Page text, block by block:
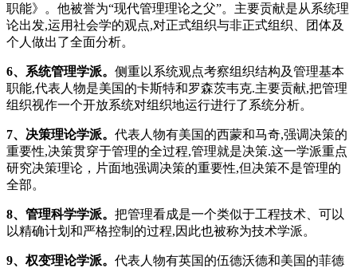
职能》。他被誉为“现代管理理论之父”。主要贡献是从系统理
论出发,运用社会学的观点,对正式组织与非正式组织、团体及
个人做出了全面分析。
6、系统管理学派。 侧重以系统观点考察组织结构及管理基本
职能,代表人物是美国的卡斯特和罗森茨韦克.主要贡献,把管理
组织视作一个开放系统对组织地运行进行了系统分析。
7、决策理论学派。 代表人物有美国的西蒙和马奇,强调决策的
重要性,决策贯穿于管理的全过程,管理就是决策.这一学派重点
研究决策理论，片面地强调决策的重要性,但决策不是管理的
全部。
8、管理科学学派。 把管理看成是一个类似于工程技术、可以
以精确计划和严格控制的过程,因此也被称为技术学派。
9、权变理论学派。 代表人物有英国的伍德沃德和美国的菲德